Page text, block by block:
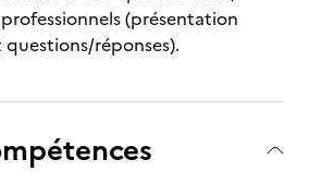
(présentation
réponses).